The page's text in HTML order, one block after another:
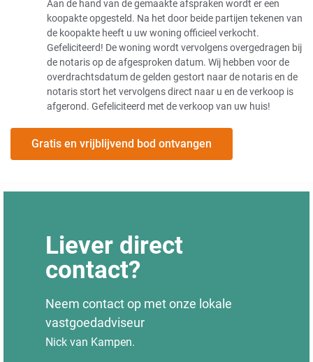
Aan de hand van de gemaakte afspraken wordt er een
koopakte opgesteld. Na het door beide partijen tekenen van
de koopakte heeft u uw woning officieel verkocht.
Gefeliciteerd! De woning wordt vervolgens overgedragen bij
de notaris op de afgesproken datum. Wij hebben voor de
overdrachtsdatum de gelden gestort naar de notaris en de
notaris stort het vervolgens direct naar u en de verkoop is
afgerond. Gefeliciteerd met de verkoop van uw huis!
Gratis en vrijblijvend bod ontvangen
Liever direct
contact?
Neem contact op met onze lokale
vastgoedadviseur
Nick van Kampen.